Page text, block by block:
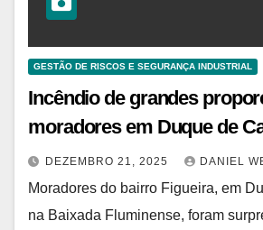
GESTÃO DE RISCOS E SEGURANÇA INDUSTRIAL
Incêndio de grandes
moradores em Duque de
DEZEMBRO 21, 2025 DANIEL
Moradores do bairro Figueira, em
na Baixada Fluminense, foram